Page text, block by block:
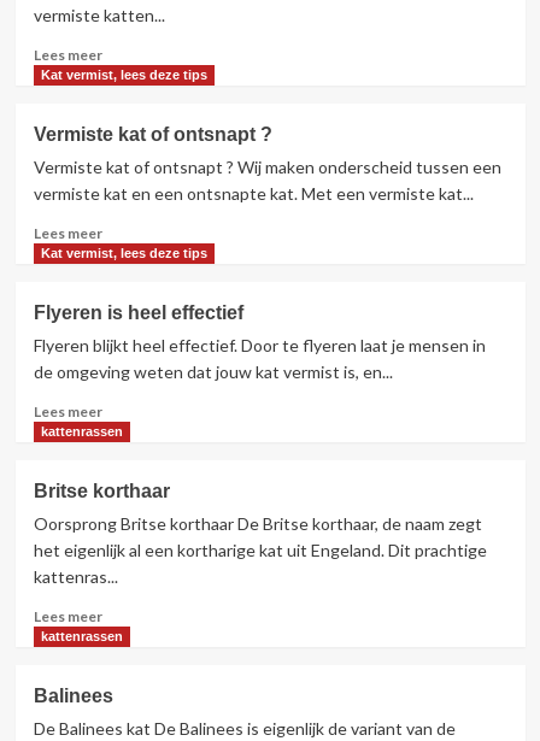
vermiste katten...
Lees meerLees
meer
katten
Kat vermist, lees deze tips
Vermiste kat of ontsnapt ?
Vermiste kat of ontsnapt ? Wij maken onderscheid tussen een
vermiste kat en een ontsnapte kat. Met een vermiste kat...
Lees meerLees
meer
kat
of
ontsnapt
Kat vermist, lees deze tips
Flyeren is heel effectief
Flyeren blijkt heel effectief. Door te flyeren laat je mensen in
de omgeving weten dat jouw kat vermist is, en...
Lees meerLees
meer
is
heel
effectief
kattenrassen
Britse korthaar
Oorsprong Britse korthaar De Britse korthaar, de naam zegt
het eigenlijk al een kortharige kat uit Engeland. Dit prachtige
kattenras...
Lees meerLees
meer
korthaar
kattenrassen
Balinees
De Balinees kat De Balinees is eigenlijk de variant van de